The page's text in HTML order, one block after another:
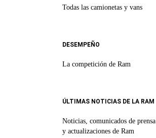
Todas las camionetas y vans
DESEMPEÑO
La competición de Ram
ÚLTIMAS NOTICIAS DE LA RAM
Noticias, comunicados de prensa
y actualizaciones de Ram